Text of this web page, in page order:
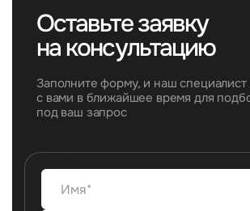
Оставьте заявку
на консультацию
Заполните форму, и наш специалист
с вами в ближайшее время для
под ваш запрос